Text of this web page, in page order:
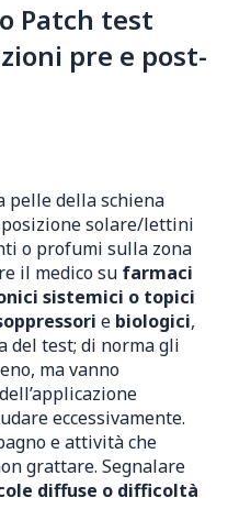
Patch test
pre e post-
pelle della schiena
solare/lettini
o profumi sulla zona
il medico su farmaci
sistemici o topici
e biologici,
del test; di norma gli
ma vanno
eccessivamente.
e attività che
grattare. Segnalare
diffuse o difficoltà